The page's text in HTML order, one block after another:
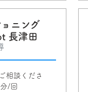
ョニング
長津田
相談くださ
/回